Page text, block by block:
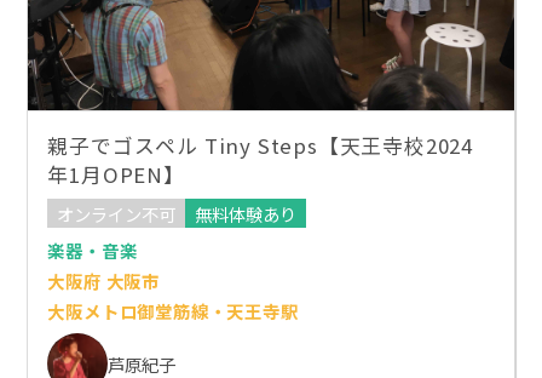
親子でゴスペル Tiny Steps【天王寺校2024
年1月OPEN】
オンライン不可
無料体験あり
楽器・音楽
大阪府 大阪市
大阪メトロ御堂筋線・天王寺駅
芦原紀子